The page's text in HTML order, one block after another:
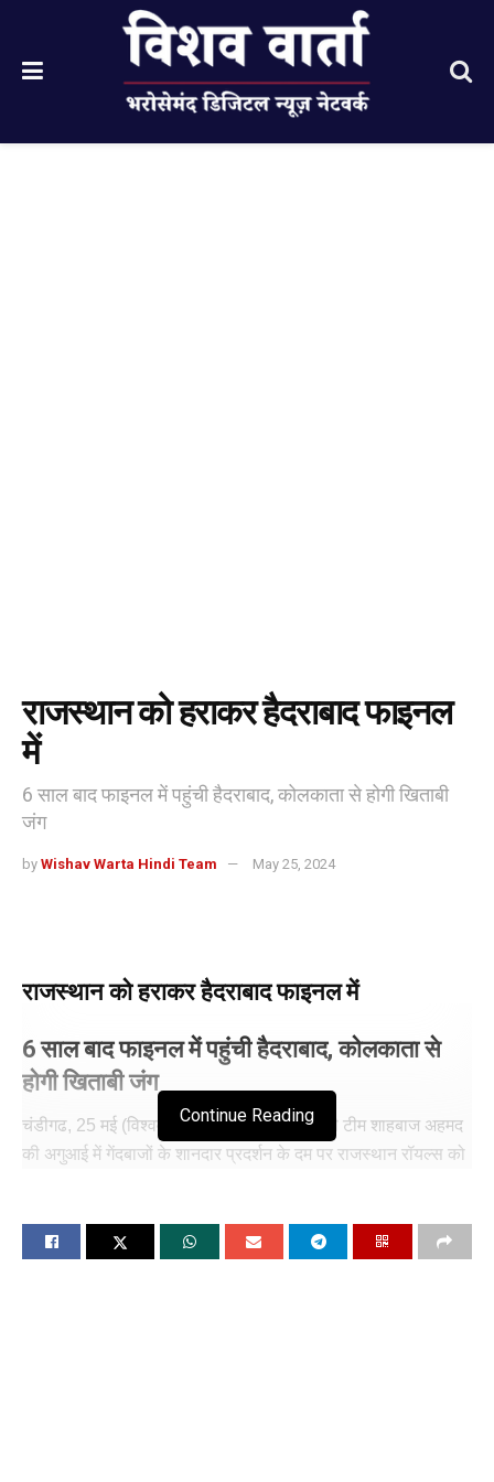
राजस्थान को हराकर हैदराबाद फाइनल
में
6 साल बाद फाइनल में पहुंची हैदराबाद, कोलकाता से होगी खिताबी
जंग
by Wishav Warta Hindi Team May 25, 2024
राजस्थान को हराकर हैदराबाद फाइनल में
6 साल बाद फाइनल में पहुंची हैदराबाद, कोलकाता से
होगी खिताबी जंग
चंडीगढ, 25 मई (विश्ववार्ता) सनराइजर्स हैदराबाद की टीम शाहबाज अहमद
की अगुआई में गेंदबाजों के शानदार प्रदर्शन के दम पर राजस्थान रॉयल्स को
(केकेआर) से होगा। केकेआर ने हैदराबाद को क्वालिफायर-1 मैच में हराया
Continue Reading